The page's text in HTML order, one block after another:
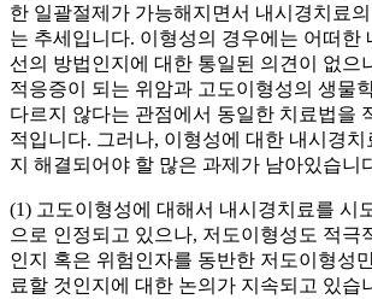
한 일괄절제가 가능해지면서 내시경치료
는 추세입니다. 이형성의 경우에는 어떠한
선의 방법인지에 대한 통일된 의견이 없으
적응증이 되는 위암과 고도이형성의 생물
다르지 않다는 관점에서 동일한 치료법을
적입니다. 그러나, 이형성에 대한 내시경
지 해결되어야 할 많은 과제가 남아있습니
(1) 고도이형성에 대해서 내시경치료를 시
으로 인정되고 있으나, 저도이형성도 적극
인지 혹은 위험인자를 동반한 저도이형성
료할 것인지에 대한 논의가 지속되고 있습